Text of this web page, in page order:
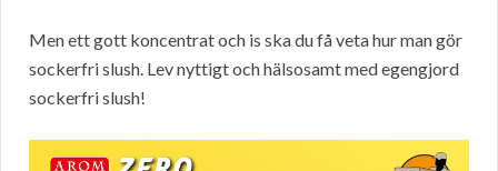
Men ett gott koncentrat och is ska du få veta hur man gör
sockerfri slush. Lev nyttigt och hälsosamt med egengjord
sockerfri slush!